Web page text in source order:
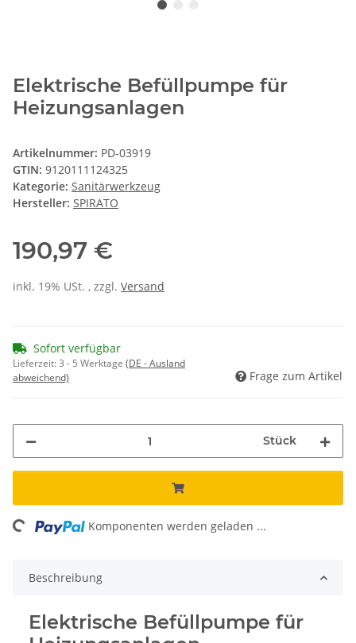
Elektrische Befüllpumpe für
Heizungsanlagen
Artikelnummer: PD-03919
GTIN: 9120111124325
Kategorie: Sanitärwerkzeug
Hersteller: SPIRATO
190,97 €
inkl. 19% USt. , zzgl. Versand
Sofort verfügbar
Lieferzeit:3 - 5 Werktage (DE - Ausland
abweichend)
Frage zum Artikel
Stück
Komponenten werden geladen ...
Beschreibung
Elektrische Befüllpumpe für